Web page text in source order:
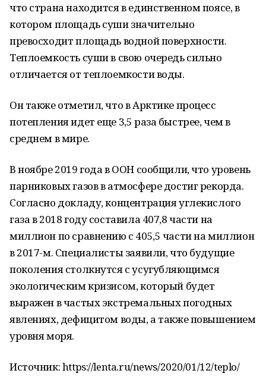
что страна находится в единственном поясе, в
котором площадь суши значительно
превосходит площадь водной поверхности.
Теплоемкость суши в свою очередь сильно
отличается от теплоемкости воды.
Он также отметил, что в Арктике процесс
потепления идет еще 3,5 раза быстрее, чем в
среднем в мире.
В ноябре 2019 года в ООН сообщили, что уровень
парниковых газов в атмосфере достиг рекорда.
Согласно докладу, концентрация углекислого
газа в 2018 году составила 407,8 части на
миллион по сравнению с 405,5 части на миллион
в 2017-м. Специалисты заявили, что будущие
поколения столкнутся с усугубляющимся
экологическим кризисом, который будет
выражен в частых экстремальных погодных
явлениях, дефицитом воды, а также повышением
уровня моря.
Источник: https://lenta.ru/news/2020/01/12/teplo/